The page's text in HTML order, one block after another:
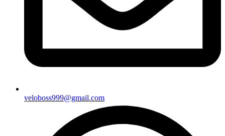
veloboss999@gmail.com